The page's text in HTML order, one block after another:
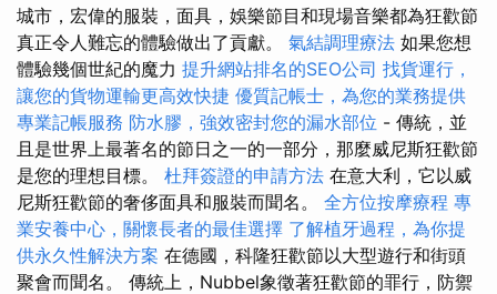
城市，宏偉的服裝，面具，娛樂節目和現場音樂都為狂歡節
真正令人難忘的體驗做出了貢獻。 氣結調理療法 如果您想
體驗幾個世紀的魔力 提升網站排名的SEO公司 找貨運行，
讓您的貨物運輸更高效快捷 優質記帳士，為您的業務提供
專業記帳服務 防水膠，強效密封您的漏水部位 - 傳統，並
且是世界上最著名的節日之一的一部分，那麼威尼斯狂歡節
是您的理想目標。 杜拜簽證的申請方法 在意大利，它以威
尼斯狂歡節的奢侈面具和服裝而聞名。 全方位按摩療程 專
業安養中心，關懷長者的最佳選擇 了解植牙過程，為你提
供永久性解決方案 在德國，科隆狂歡節以大型遊行和街頭
聚會而聞名。 傳統上，Nubbel象徵著狂歡節的罪行，防禦